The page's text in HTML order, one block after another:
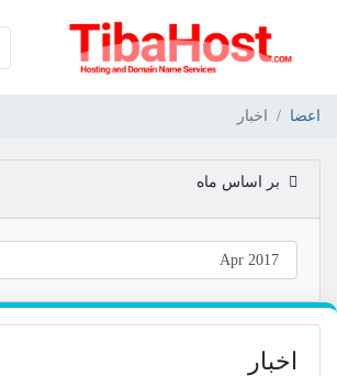
اعضا اخبار
بر اساس ماه
اخبار